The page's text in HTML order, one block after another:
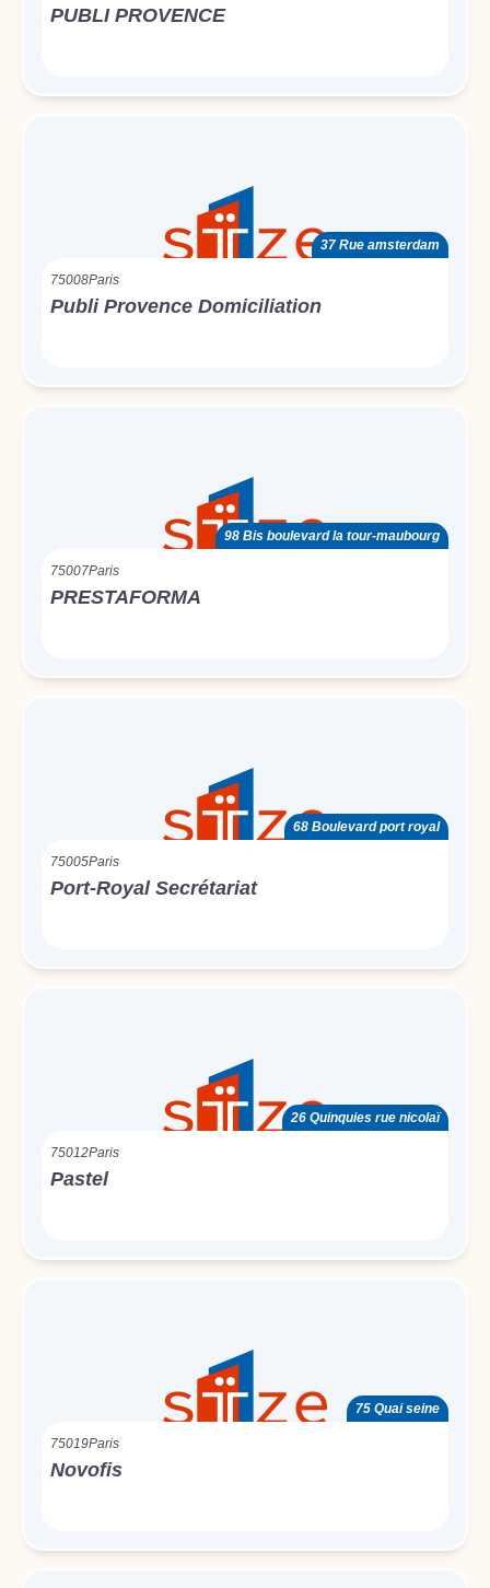
PUBLI PROVENCE
37 Rue amsterdam
75008Paris
Publi Provence Domiciliation
98 Bis boulevard la tour-maubourg
75007Paris
PRESTAFORMA
68 Boulevard port royal
75005Paris
Port-Royal Secrétariat
26 Quinquies rue nicolaï
75012Paris
Pastel
75 Quai seine
75019Paris
Novofis